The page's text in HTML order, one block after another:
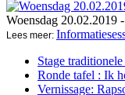
Woensdag 20.02.2019
Lees meer:
Stage
Ronde tafel : Ik
Vernissage: